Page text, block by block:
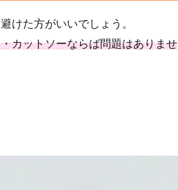
けた方がいいでしょう。
カットソーならば問題はありませ